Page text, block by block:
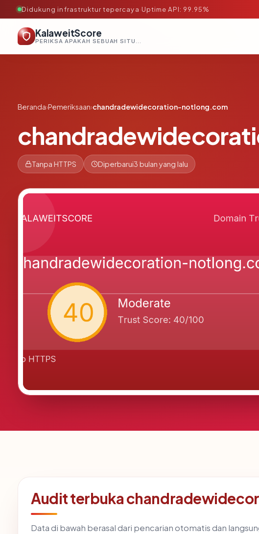
Didukung infrastruktur tepercaya·Uptime API: 99.95%
KalaweitScore
PERIKSA APAKAH SEBUAH SITUS AMAN, TEPERCAYA, DAN TERVERIFIKASI DALAM HITUNGAN DETIK.
Beranda›Pemeriksaan›chandradewidecoration-notlong.com
Tanpa HTTPS Diperbarui3 bulan yang lalu
Audit terbuka
Data di bawah berasal dari pencarian otomatis dan